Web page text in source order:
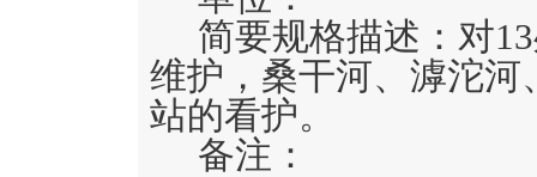
简要规格描述： 对
维护，桑干河、滹沱河
站的看护。
备注：